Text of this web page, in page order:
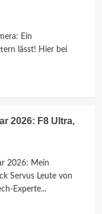
Ein
lässt! Hier bei
2026: F8 Ultra,
2026: Mein
Servus Leute von
Experte...